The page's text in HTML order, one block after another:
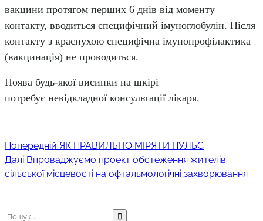
вакцини протягом перших 6 днів від моменту
контакту, вводиться специфічний імуноглобулін. Після
контакту з краснухою специфічна імунопрофілактика
(вакцинація) не проводиться.
Поява будь-якої висипки на шкірі
потребує невідкладної консультації лікаря.
Навігація
записів
Попередній Попередній
запис:
ЯК ПРАВИЛЬНО МІРЯТИ ПУЛЬС
Далі Наступний
запис:
Впроваджуємо проект обстеження жителів
сільської місцевості на офтальмологічні захворювання
Пошук: